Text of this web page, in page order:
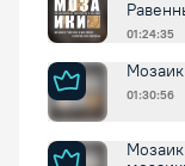
01:24:35
01:30:56